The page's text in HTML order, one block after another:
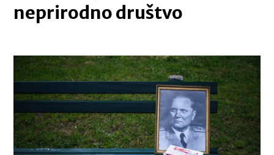
neprirodno društvo